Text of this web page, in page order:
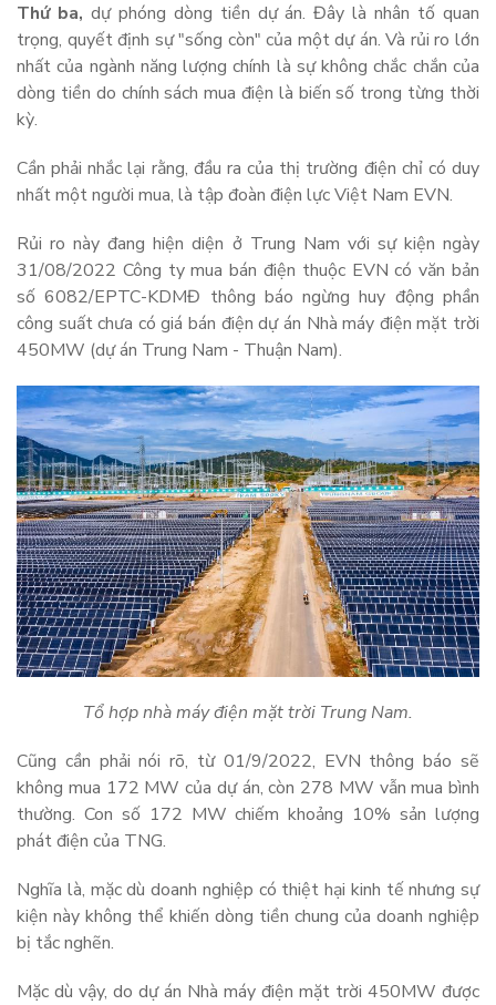
Thứ ba, dự phóng dòng tiền dự án. Đây là nhân tố quan
trọng, quyết định sự "sống còn" của một dự án. Và rủi ro lớn
nhất của ngành năng lượng chính là sự không chắc chắn của
dòng tiền do chính sách mua điện là biến số trong từng thời
kỳ.
Cần phải nhắc lại rằng, đầu ra của thị trường điện chỉ có duy
nhất một người mua, là tập đoàn điện lực Việt Nam EVN.
Rủi ro này đang hiện diện ở Trung Nam với sự kiện ngày
31/08/2022 Công ty mua bán điện thuộc EVN có văn bản
số 6082/EPTC-KDMĐ thông báo ngừng huy động phần
công suất chưa có giá bán điện dự án Nhà máy điện mặt trời
450MW (dự án Trung Nam - Thuận Nam).
Tổ hợp nhà máy điện mặt trời Trung Nam.
Cũng cần phải nói rõ, từ 01/9/2022, EVN thông báo sẽ
không mua 172 MW của dự án, còn 278 MW vẫn mua bình
thường. Con số 172 MW chiếm khoảng 10% sản lượng
phát điện của TNG.
Nghĩa là, mặc dù doanh nghiệp có thiệt hại kinh tế nhưng sự
kiện này không thể khiến dòng tiền chung của doanh nghiệp
bị tắc nghẽn.
Mặc dù vậy, do dự án Nhà máy điện mặt trời 450MW được